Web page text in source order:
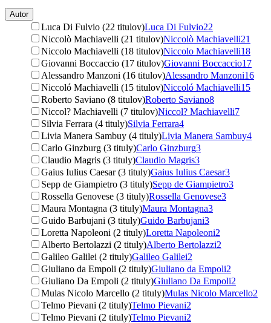
Autor
Luca Di Fulvio (22 titulov)Luca Di Fulvio22
Niccolò Machiavelli (21 titulov)Niccolò Machiavelli21
Niccolo Machiavelli (18 titulov)Niccolo Machiavelli18
Giovanni Boccaccio (17 titulov)Giovanni Boccaccio17
Alessandro Manzoni (16 titulov)Alessandro Manzoni16
Niccoló Machiavelli (15 titulov)Niccoló Machiavelli15
Roberto Saviano (8 titulov)Roberto Saviano8
Niccol? Machiavelli (7 titulov)Niccol? Machiavelli7
Silvia Ferrara (4 tituly)Silvia Ferrara4
Livia Manera Sambuy (4 tituly)Livia Manera Sambuy4
Carlo Ginzburg (3 tituly)Carlo Ginzburg3
Claudio Magris (3 tituly)Claudio Magris3
Gaius Iulius Caesar (3 tituly)Gaius Iulius Caesar3
Sepp de Giampietro (3 tituly)Sepp de Giampietro3
Rossella Genovese (3 tituly)Rossella Genovese3
Maura Montagna (3 tituly)Maura Montagna3
Guido Barbujani (3 tituly)Guido Barbujani3
Loretta Napoleoni (2 tituly)Loretta Napoleoni2
Alberto Bertolazzi (2 tituly)Alberto Bertolazzi2
Galileo Galilei (2 tituly)Galileo Galilei2
Giuliano da Empoli (2 tituly)Giuliano da Empoli2
Giuliano Da Empoli (2 tituly)Giuliano Da Empoli2
Mulas Nicolo Marcello (2 tituly)Mulas Nicolo Marcello2
Telmo Pievani (2 tituly)Telmo Pievani2
Telmo Pievani (2 tituly)Telmo Pievani2